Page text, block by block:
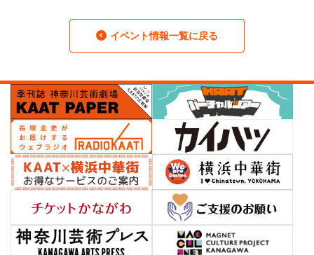
イベント情報一覧に戻る